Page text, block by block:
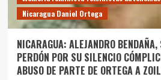
Nicaragua Daniel Ortega
NICARAGUA: ALEJANDRO
PERDÓN POR SU SILENCIO
ABUSO DE PARTE DE ORTEGA A